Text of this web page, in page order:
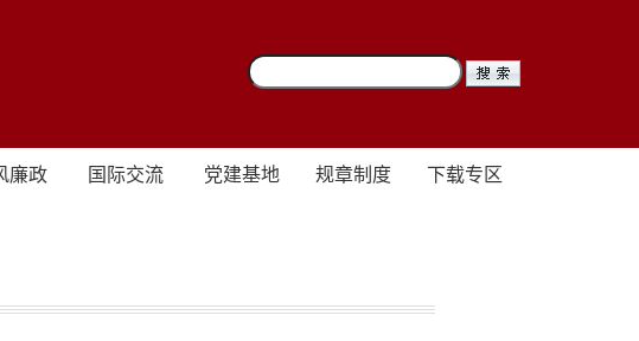
廉政 国际交流 党建基地 规章制度 下载专区